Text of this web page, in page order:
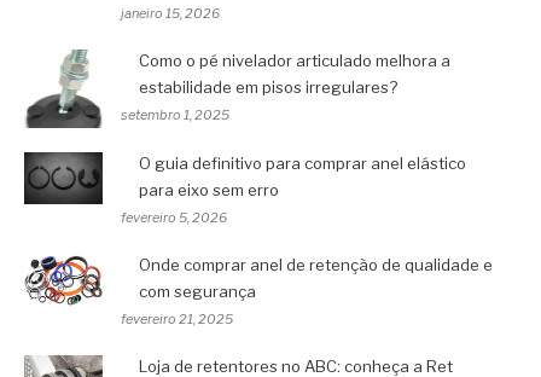
janeiro 15, 2026
Como o pé nivelador articulado melhora a
estabilidade em pisos irregulares?
setembro 1, 2025
O guia definitivo para comprar anel elástico
para eixo sem erro
fevereiro 5, 2026
Onde comprar anel de retenção de qualidade e
com segurança
fevereiro 21, 2025
Loja de retentores no ABC: conheça a Ret